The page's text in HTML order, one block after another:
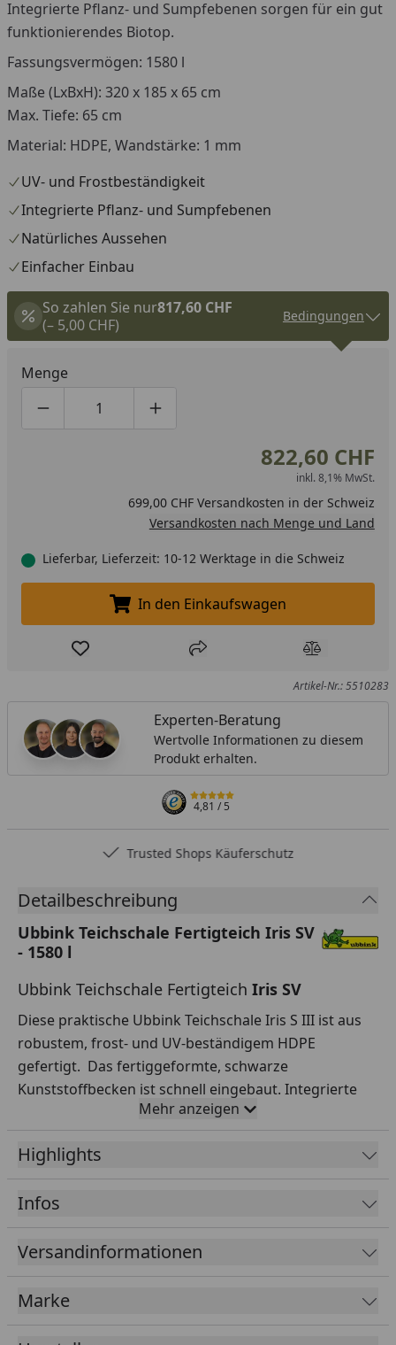
Integrierte Pflanz- und Sumpfebenen sorgen für ein gut
funktionierendes Biotop.
Fassungsvermögen: 1580 l
Maße (LxBxH): 320 x 185 x 65 cm
Max. Tiefe: 65 cm
Material: HDPE, Wandstärke: 1 mm
UV- und Frostbeständigkeit
Integrierte Pflanz- und Sumpfebenen
Natürliches Aussehen
Einfacher Einbau
So zahlen Sie nur817,60 CHF
(– 5,00 CHF)
Bedingungen
Menge
Produktmenge um eins verringern
Produktmenge manuell eingeben
Produktmenge um eins erhöhen
822,60 CHF
inkl. 8,1% MwSt.
699,00 CHF Versandkosten in der Schweiz
Versandkosten nach Menge und Land
Lieferbar, Lieferzeit: 10-12 Werktage in die Schweiz
In den Einkaufswagen legen
In den Einkaufswagen
Produkt zur Wunschliste hinzufügen
Teilen Produkt
Artikel-Nr.: 5510283
Experten-Beratung
Wertvolle Informationen zu diesem
Produkt erhalten.
4,81/ 5
Trusted Shops Käuferschutz
Detailbeschreibung
Ubbink Teichschale Fertigteich Iris SV
- 1580 l
Ubbink Teichschale Fertigteich Iris SV
Diese praktische Ubbink Teichschale Iris S III ist aus
robustem, frost- und UV-beständigem HDPE
gefertigt. Das fertiggeformte, schwarze
Kunststoffbecken ist schnell eingebaut. Integrierte
Pflanz- und Sumpfebenen sorgen für ein gut
funktionierendes Biotop. Für eine sachgemäße
Verwendung muss dieser Fertigteich im Erdreich
eingegraben werden.
Wandstärke
Maße (LxBxH)
Max. Tiefe
65 cm
Mehr anzeigen
Highlights
Infos
Versandinformationen
Marke